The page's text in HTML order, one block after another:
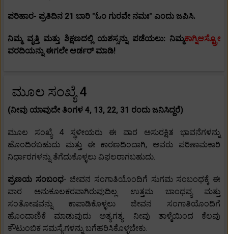
ಪರಿಹಾರ- ಪ್ರತಿದಿನ 21 ಬಾರಿ "ಓಂ ಗುರವೇ ನಮಃ" ಎಂದು ಜಪಿಸಿ.
ನಿಮ್ಮ ವೃತ್ತಿ ಮತ್ತು ಶಿಕ್ಷಣದಲ್ಲಿ ಯಶಸ್ಸನ್ನು ಪಡೆಯಲು: ನಿಮ್ಮಕಾಗ್ನಿಆಸ್ಟ್ರೋ
ವರದಿಯನ್ನು ಈಗಲೇ ಆರ್ಡರ್ ಮಾಡಿ!
ಮೂಲ ಸಂಖ್ಯೆ 4
(ನೀವು ಯಾವುದೇ ತಿಂಗಳ 4, 13, 22, 31 ರಂದು ಜನಿಸಿದ್ದರೆ)
ಮೂಲ ಸಂಖ್ಯೆ 4 ಸ್ಥಳೀಯರು ಈ ವಾರ ಅಸುರಕ್ಷಿತ ಭಾವನೆಗಳನ್ನು
ಹೊಂದಿರಬಹುದು ಮತ್ತು ಈ ಕಾರಣದಿಂದಾಗಿ, ಅವರು ಪರಿಣಾಮಕಾರಿ
ನಿರ್ಧಾರಗಳನ್ನು ತೆಗೆದುಕೊಳ್ಳಲು ವಿಫಲರಾಗಬಹುದು.
ಪ್ರಣಯ ಸಂಬಂಧ- ಜೀವನ ಸಂಗಾತಿಯೊಂದಿಗೆ ಸುಗಮ ಸಂಬಂಧಕ್ಕೆ ಈ
ವಾರ ಅನುಕೂಲಕರವಾಗಿರುವುದಿಲ್ಲ. ಉತ್ತಮ ಬಾಂಧವ್ಯ ಮತ್ತು
ಸಂತೋಷವನ್ನು ಕಾಪಾಡಿಕೊಳ್ಳಲು ಜೀವನ ಸಂಗಾತಿಯೊಂದಿಗೆ
ಹೊಂದಾಣಿಕೆ ಮಾಡುವುದು ಅತ್ಯಗತ್ಯ. ನೀವು ತಾಳ್ಮೆಯಿಂದ ಕೆಲವು
ಕೌಟುಂಬಿಕ ಸಮಸ್ಯೆಗಳನ್ನು ಬಗೆಹರಿಸಿಕೊಳ್ಳಬೇಕು.